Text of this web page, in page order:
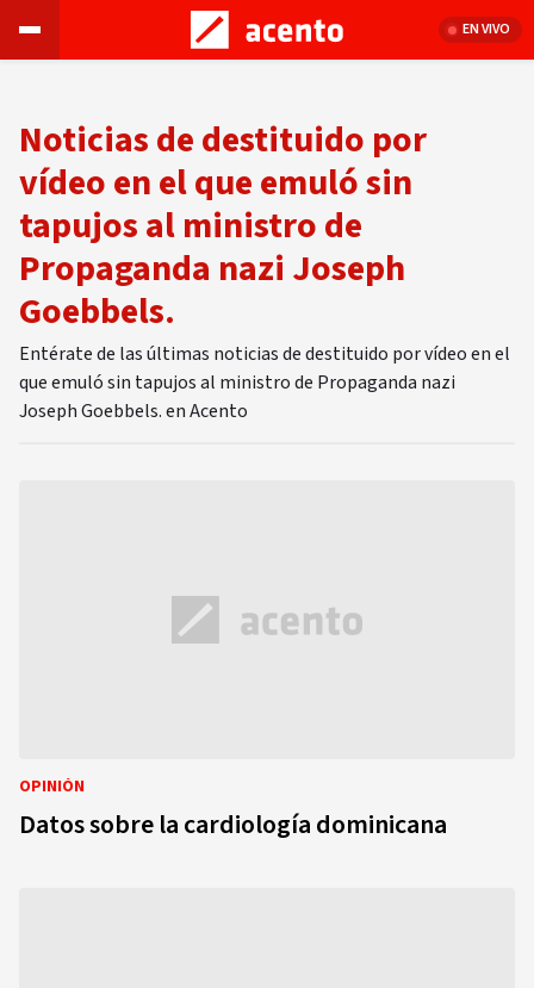
EN VIVO
Noticias de destituido por
vídeo en el que emuló sin
tapujos al ministro de
Propaganda nazi Joseph
Goebbels.
Entérate de las últimas noticias de destituido por vídeo en el
que emuló sin tapujos al ministro de Propaganda nazi
Joseph Goebbels. en Acento
OPINIÓN
Datos sobre la cardiología dominicana